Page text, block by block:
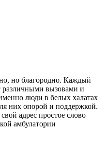
но благородно. Каждый
различными вызовами и
люди в белых халатах
них опорой и поддержкой.
адрес простое слово
амбулатории